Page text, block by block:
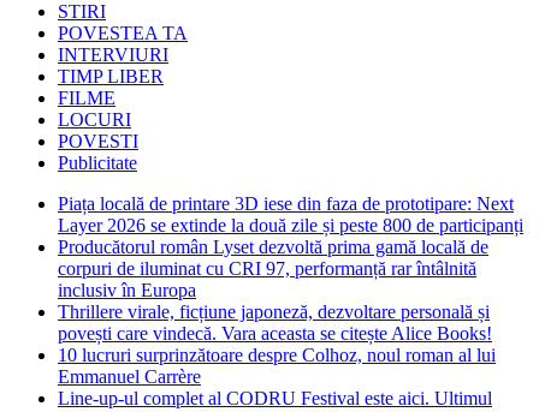
STIRI
POVESTEA TA
INTERVIURI
TIMP LIBER
FILME
LOCURI
POVESTI
Publicitate
Piața locală de printare 3D iese din faza de prototipare: Next
Layer 2026 se extinde la două zile și peste 800 de participanți
Producătorul român Lyset dezvoltă prima gamă locală de
corpuri de iluminat cu CRI 97, performanță rar întâlnită
inclusiv în Europa
Thrillere virale, ficțiune japoneză, dezvoltare personală și
povești care vindecă. Vara aceasta se citește Alice Books!
10 lucruri surprinzătoare despre Colhoz, noul roman al lui
Emmanuel Carrère
Line-up-ul complet al CODRU Festival este aici. Ultimul